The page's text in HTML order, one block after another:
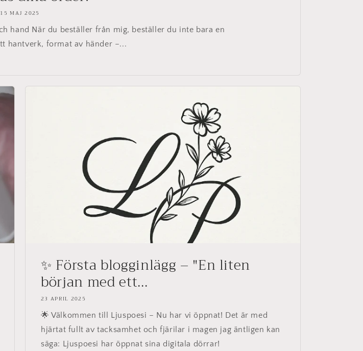
15 MAJ 2025
hand När du beställer från mig, beställer du inte bara en
hantverk, format av händer –...
✨ Första blogginlägg – "En liten
början med ett...
23 APRIL 2025
🌟 Välkommen till Ljuspoesi – Nu har vi öppnat! Det är med
hjärtat fullt av tacksamhet och fjärilar i magen jag äntligen kan
säga: Ljuspoesi har öppnat sina digitala dörrar!